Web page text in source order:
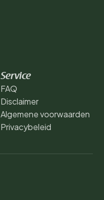
Service
FAQ
Disclaimer
Algemene voorwaarden
Privacybeleid